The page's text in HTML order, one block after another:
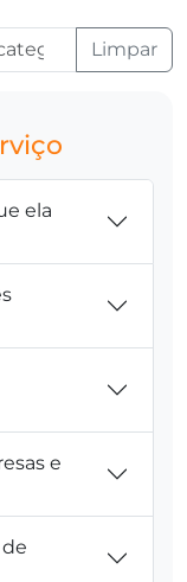
Limpar
ela
e